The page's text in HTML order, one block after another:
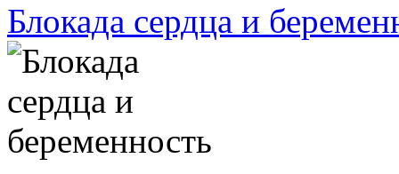
Блокада сердца и